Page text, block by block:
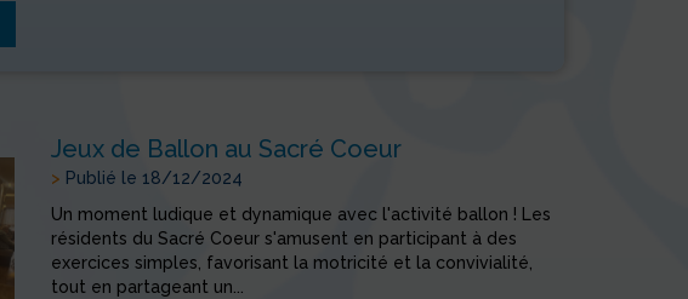
Jeux de Ballon au Sacré Coeur
> Publié le 18/12/2024
Un moment ludique et dynamique avec l'activité ballon ! Les
résidents du Sacré Coeur s'amusent en participant à des
exercices simples, favorisant la motricité et la convivialité,
tout en partageant un...